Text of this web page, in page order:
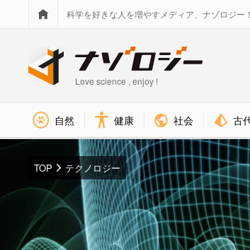
科学を好きな人を増やすメディア、ナゾロジー
Love science , enjoy !
自然 健康 社会 古
TOP テクノロジー